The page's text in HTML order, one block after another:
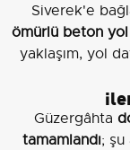
Siverek'e
ömürlü beton yol
yaklaşım, yol
Güzergâhta
tamamlandı;